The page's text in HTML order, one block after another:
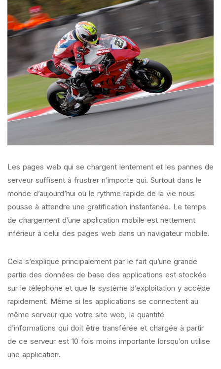
Les pages web qui se chargent lentement et les pannes de
serveur suffisent à frustrer n’importe qui. Surtout dans le
monde d’aujourd’hui où le rythme rapide de la vie nous
pousse à attendre une gratification instantanée. Le temps
de chargement d’une application mobile est nettement
inférieur à celui des pages web dans un navigateur mobile.
Cela s’explique principalement par le fait qu’une grande
partie des données de base des applications est stockée
sur le téléphone et que le système d’exploitation y accède
rapidement. Même si les applications se connectent au
même serveur que votre site web, la quantité
d’informations qui doit être transférée et chargée à partir
de ce serveur est 10 fois moins importante lorsqu’on utilise
une application.